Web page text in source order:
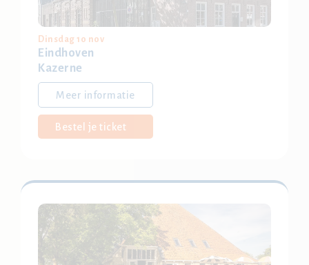
Dinsdag 10 nov
Eindhoven
Kazerne
Meer informatie
Bestel je ticket